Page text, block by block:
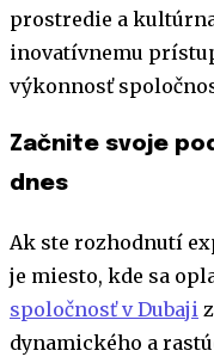
prostredie a
inovatívnemu
výkonnosť
Začnite svoje
dnes
Ak ste rozhodnutí
je miesto, kde sa
spoločnosť v Dubaji
dynamického a